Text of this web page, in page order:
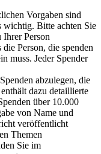
Vorgaben sind
wichtig. Bitte achten Sie
Ihrer Person
Person, die spenden
muss. Jeder Spender
abzulegen, die
dazu detaillierte
über 10.000
von Name und
veröffentlicht
Themen
Sie im